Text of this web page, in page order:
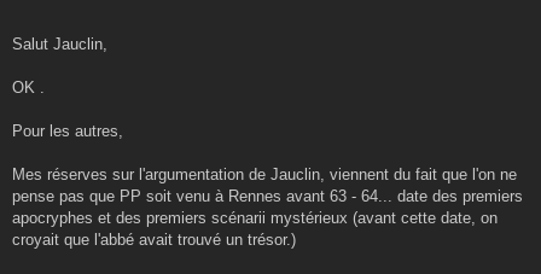
Salut Jauclin,
OK .
Pour les autres,
Mes réserves sur l'argumentation de Jauclin, viennent du fait que l'on ne
pense pas que PP soit venu à Rennes avant 63 - 64... date des premiers
apocryphes et des premiers scénarii mystérieux (avant cette date, on
croyait que l'abbé avait trouvé un trésor.)